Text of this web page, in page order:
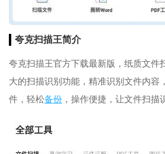
夸克扫描王简介
夸克扫描王官方下载最新版，纸质文件
大的扫描识别功能，精准识别文件内容
件，轻松备份 ，操作便捷，让文件扫描